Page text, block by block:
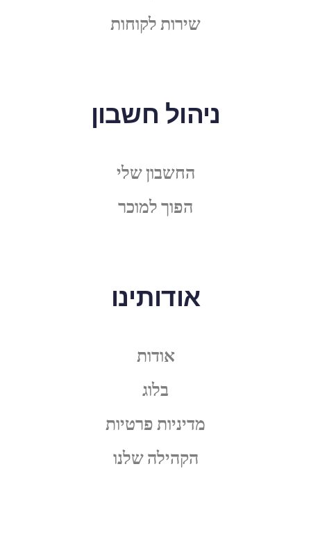
שירות לקוחות
ניהול חשבון
החשבון שלי
הפוך למוכר
אודותינו
אודות
בלוג
מדיניות פרטיות
הקהילה שלנו